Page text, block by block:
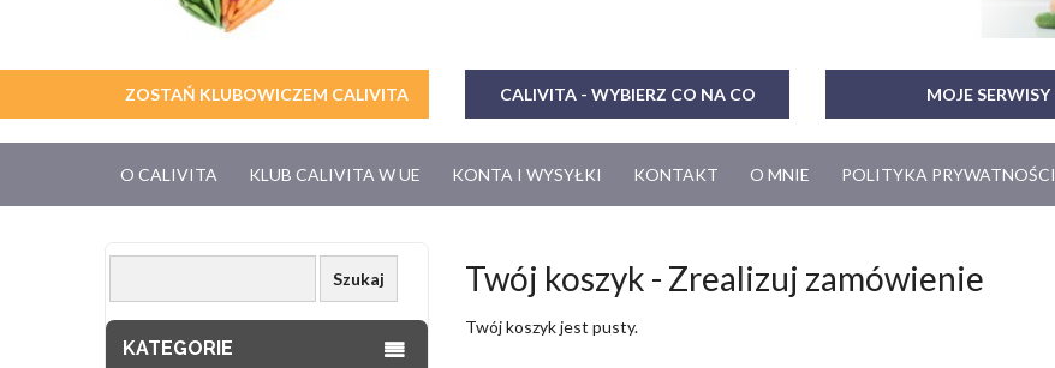
ZOSTAŃ KLUBOWICZEM CALIVITA CALIVITA - WYBIERZ CO NA CO MOJE SERWISY
O CALIVITA KLUB CALIVITA W UE KONTA I WYSYŁKI KONTAKT O MNIE POLITYKA PRYWATNOŚCI
KATEGORIE
Twój koszyk - Zrealizuj zamówienie
Twój koszyk jest pusty.